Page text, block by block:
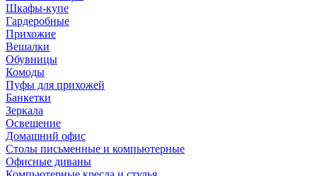
Шкафы-купе
Гардеробные
Прихожие
Вешалки
Обувницы
Комоды
Пуфы для прихожей
Банкетки
Зеркала
Освещение
Домашний офис
Столы письменные и компьютерные
Офисные диваны